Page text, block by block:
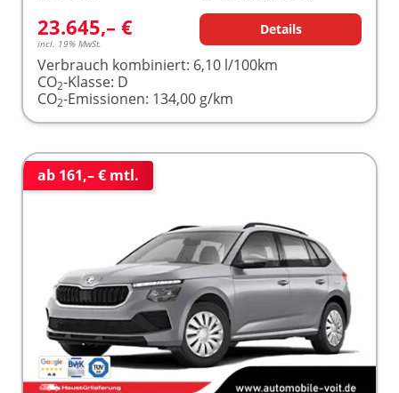
23.645,– €
incl. 19% MwSt.
Details
Verbrauch kombiniert: 6,10 l/100km
CO2-Klasse: D
CO2-Emissionen: 134,00 g/km
ab 161,– € mtl.